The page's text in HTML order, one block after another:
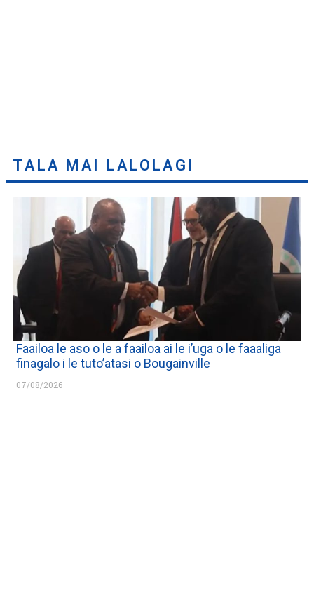
TALA MAI LALOLAGI
Faailoa le aso o le a faailoa ai le i’uga o le faaaliga
finagalo i le tuto’atasi o Bougainville
07/08/2026